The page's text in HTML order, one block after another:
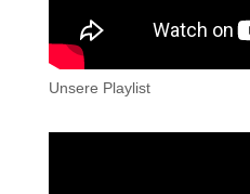
Unsere Playlist